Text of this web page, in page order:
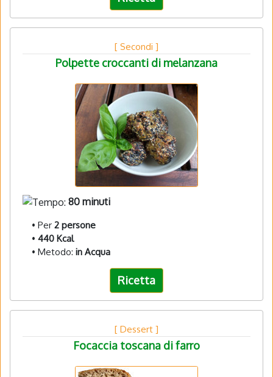
[ Secondi ]
Polpette croccanti di melanzana
80 minuti
• Per 2 persone
• 440 Kcal
• Metodo: in Acqua
Ricetta
[ Dessert ]
Focaccia toscana di farro